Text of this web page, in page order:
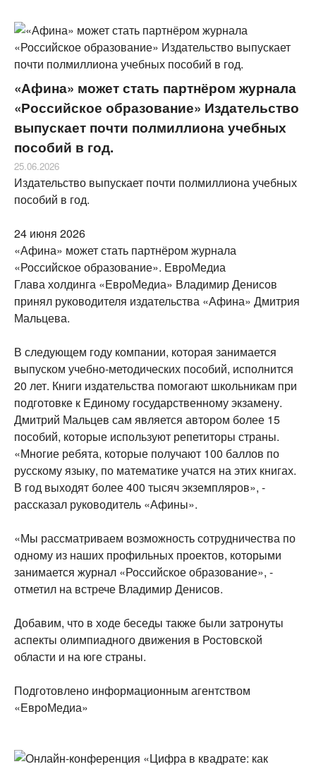
«Афина» может стать партнёром журнала
«Российское образование» Издательство
выпускает почти полмиллиона учебных
пособий в год.
25.06.2026
Издательство выпускает почти полмиллиона учебных
пособий в год.
24 июня 2026
«Афина» может стать партнёром журнала
«Российское образование». ЕвроМедиа
Глава холдинга «ЕвроМедиа» Владимир Денисов
принял руководителя издательства «Афина» Дмитрия
Мальцева.
В следующем году компании, которая занимается
выпуском учебно-методических пособий, исполнится
20 лет. Книги издательства помогают школьникам при
подготовке к Единому государственному экзамену.
Дмитрий Мальцев сам является автором более 15
пособий, которые используют репетиторы страны.
«Многие ребята, которые получают 100 баллов по
русскому языку, по математике учатся на этих книгах.
В год выходят более 400 тысяч экземпляров», -
рассказал руководитель «Афины».
«Мы рассматриваем возможность сотрудничества по
одному из наших профильных проектов, которыми
занимается журнал «Российское образование», -
отметил на встрече Владимир Денисов.
Добавим, что в ходе беседы также были затронуты
аспекты олимпиадного движения в Ростовской
области и на юге страны.
Подготовлено информационным агентством
«ЕвроМедиа»